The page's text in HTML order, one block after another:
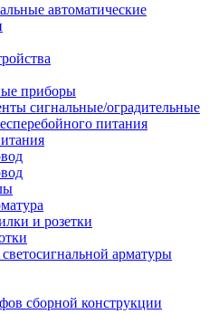
автоматические
приборы
сигнальные/оградительные
питания
и розетки
арматуры
сборной конструкции